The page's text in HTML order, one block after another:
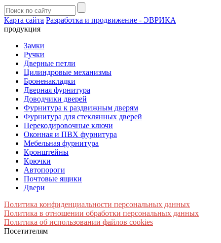
Карта сайта Разработка и продвижение - ЭВРИКА
продукция
Замки
Ручки
Дверные петли
Цилиндровые механизмы
Броненакладки
Дверная фурнитура
Доводчики дверей
Фурнитура к раздвижным дверям
Фурнитура для стеклянных дверей
Перекодировочные ключи
Оконная и ПВХ фурнитура
Мебельная фурнитура
Кронштейны
Крючки
Автопороги
Почтовые ящики
Двери
Политика конфиденциальности персональных данных
Политика в отношении обработки персональных данных
Политика об использовании файлов cookies
Посетителям